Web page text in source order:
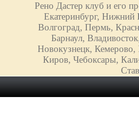
Рено Дастер клуб и его
Екатеринбург, Нижний
Волгоград, Пермь,
Барнаул,
Новокузнецк,
Киров, Чебоксары,